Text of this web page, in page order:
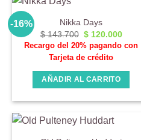
-16%
Nikka Days
$143.700 El
precio
original
era:
$120.000El
precio
actual
Recargo del 20% pagando con
Tarjeta de crédito
AÑADIR AL CARRITO